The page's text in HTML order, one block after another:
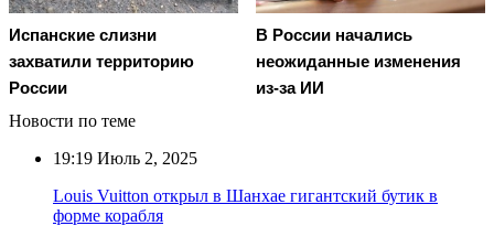
Испанские слизни
захватили территорию
России
В России начались
неожиданные изменения
из-за ИИ
Новости по теме
19:19 Июль 2, 2025
Louis Vuitton открыл в Шанхае гигантский бутик в
форме корабля